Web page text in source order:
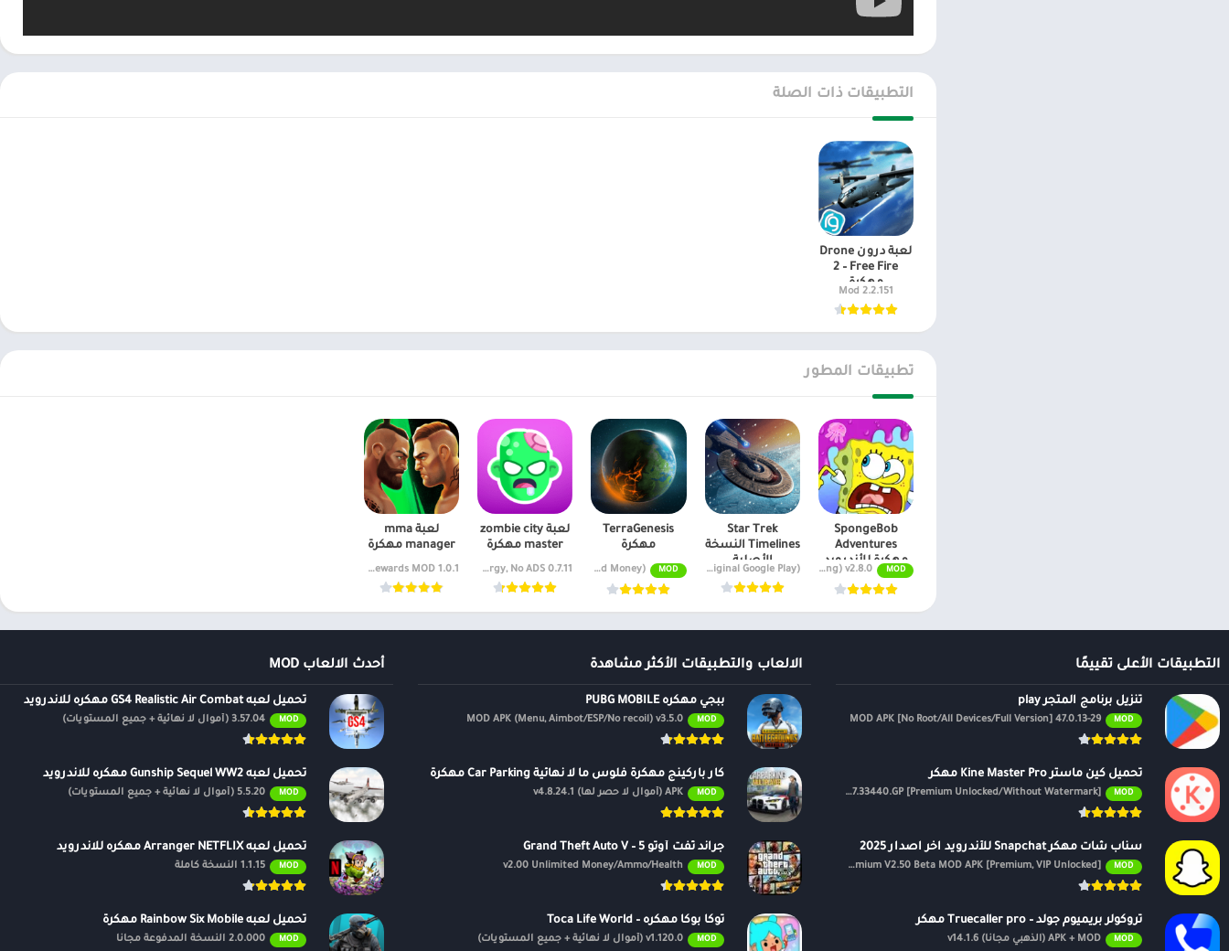
التطبيقات ذات الصلة
لعبة درون Drone
2 – Free Fire
مهكرة
2.2.151 Mod
تطبيقات المطور
SpongeBob
Adventures
مهكرة للأندرويد
2024
MOD
MOD APK (Free shopping) v2.8.0
Star Trek
Timelines النسخة
الأصلية
v9.1.0 (Original Google Play)
TerraGenesis
مهكرة
MOD
v6.37 Mod (Unlimited Money)
لعبة zombie city
master مهكرة
0.7.11 Free Energy, No ADS
لعبة mma
manager مهكرة
1.0.1 Free Rewards MOD
أحدث الالعاب MOD
تحميل لعبه GS4 Realistic Air Combat مهكره للاندرويد
MOD 3.57.04 (أموال لا نهائية + جميع المستويات)
تحميل لعبه Gunship Sequel WW2 مهكره للاندرويد
MOD 5.5.20 (أموال لا نهائية + جميع المستويات)
تحميل لعبه Arranger NETFLIX مهكره للاندرويد
MOD 1.1.15 النسخة كاملة
تحميل لعبه Rainbow Six Mobile مهكرة
MOD 2.0.000 النسخة المدفوعة مجانًا
الالعاب والتطبيقات الأكثر مشاهدة
ببجي مهكره PUBG MOBILE
MOD
MOD APK (Menu, Aimbot/ESP/No recoil) v3.5.0
كار باركينج مهكرة فلوس ما لا نهائية Car Parking مهكرة
MOD APK (أموال لا حصر لها) v4.8.24.1
جراند ثفت أوتو 5 – Grand Theft Auto V
MOD
v2.00 Unlimited Money/Ammo/Health
توكا بوكا مهكره – Toca Life World
MOD v1.120.0 (أموال لا نهائية + جميع المستويات)
التطبيقات الأعلى تقييمًا
تنزيل برنامج المتجر play
MOD
47.0.13-29 MOD APK [No Root/All Devices/Full Version]
تحميل كين ماستر Kine Master Pro مهكر
MOD
APK v7.4.17.33440.GP [Premium Unlocked/Without Watermark]
سناب شات مهكر Snapchat للأندرويد اخر اصدار 2025
MOD
Premium V2.50 Beta MOD APK [Premium, VIP Unlocked]
تروكولر بريميوم جولد – Truecaller pro مهكر
MOD APK + MOD (الذهبي مجانًا) v14.1.6